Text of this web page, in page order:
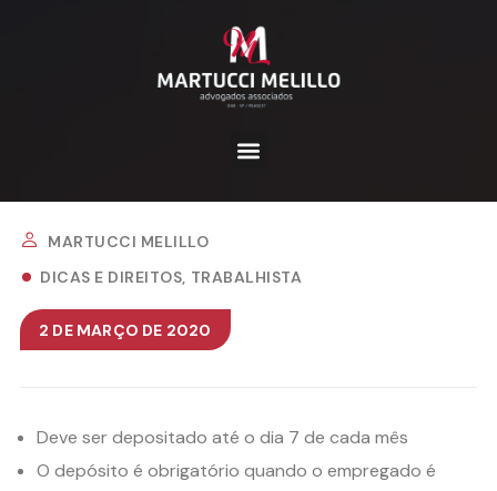
MARTUCCI MELILLO
DICAS E DIREITOS TRABALHISTA
2 DE MARÇO DE 2020
Deve ser depositado até o dia 7 de cada mês
O depósito é obrigatório quando o empregado é